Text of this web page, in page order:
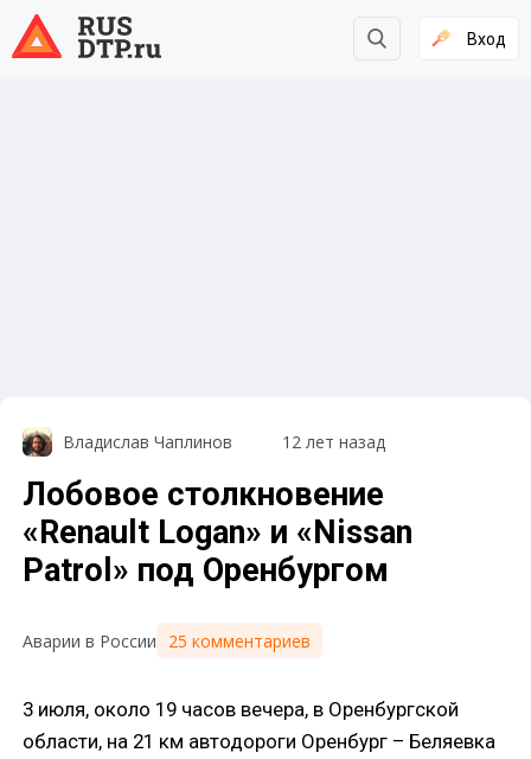
Вход
Владислав Чаплинов 12 лет назад
Лобовое столкновение
«Renault Logan» и «Nissan
Patrol» под Оренбургом
Аварии в России 25 комментариев
3 июля, около 19 часов вечера, в Оренбургской
области, на 21 км автодороги Оренбург – Беляевка